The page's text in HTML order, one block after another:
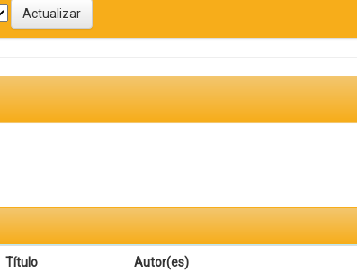
Título Autor(es)